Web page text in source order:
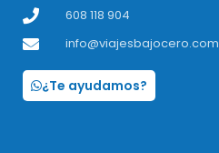
608 118 904
info@viajesbajocero.com
¿Te ayudamos?